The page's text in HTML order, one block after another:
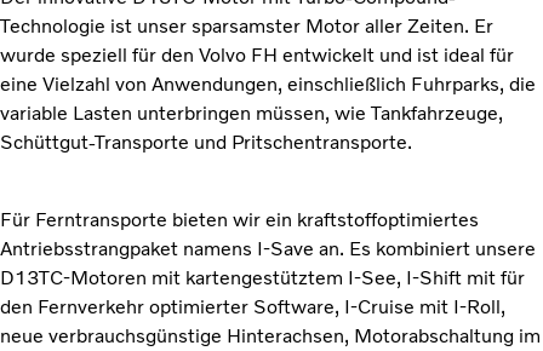
Technologie ist unser sparsamster Motor aller Zeiten. Er
wurde speziell für den Volvo FH entwickelt und ist ideal für
eine Vielzahl von Anwendungen, einschließlich Fuhrparks, die
variable Lasten unterbringen müssen, wie Tankfahrzeuge,
Schüttgut-Transporte und Pritschentransporte.
Für Ferntransporte bieten wir ein kraftstoffoptimiertes
Antriebsstrangpaket namens I-Save an. Es kombiniert unsere
D13TC-Motoren mit kartengestütztem I-See, I-Shift mit für
den Fernverkehr optimierter Software, I-Cruise mit I-Roll,
neue verbrauchsgünstige Hinterachsen, Motorabschaltung im